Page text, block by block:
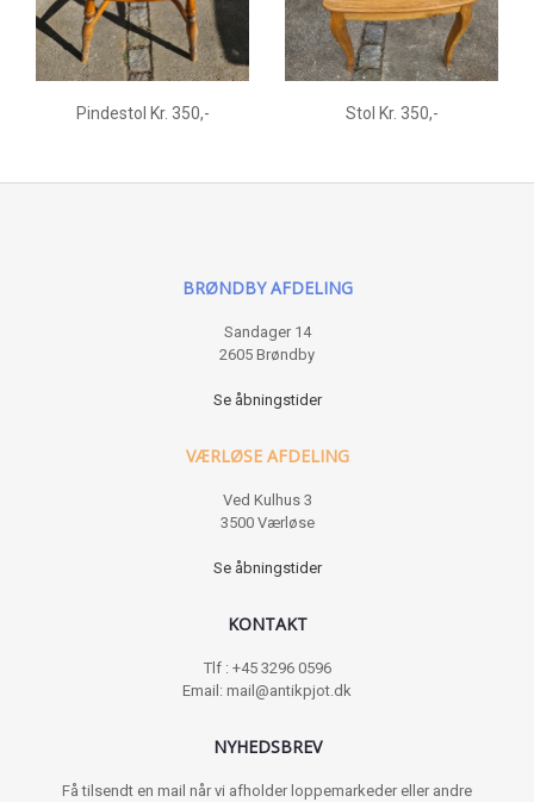
Pindestol Kr. 350,- Stol Kr. 350,-
BRØNDBY AFDELING
Sandager 14
2605 Brøndby
Se åbningstider
VÆRLØSE AFDELING
Ved Kulhus 3
3500 Værløse
Se åbningstider
KONTAKT
Tlf : +45 3296 0596
Email: mail@antikpjot.dk
NYHEDSBREV
Få tilsendt en mail når vi afholder loppemarkeder eller andre